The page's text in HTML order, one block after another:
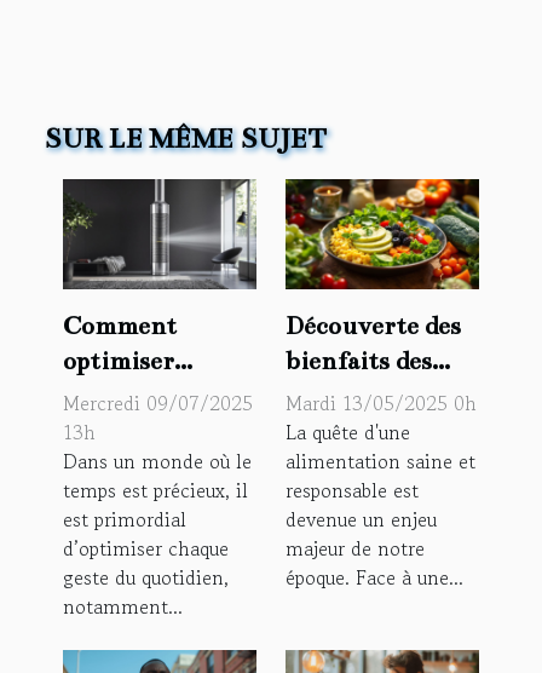
SUR LE MÊME SUJET
Comment
optimiser
l'efficacité des
équipements de
ménage
courants ?
Mercredi 09/07/2025
13h
Dans un monde où le
temps est précieux, il
est primordial
d’optimiser chaque
geste du quotidien,
notamment...
Découverte des
bienfaits des
repas bios
proposés par un
site dédié à
l'alimentation
saine
Mardi 13/05/2025 0h
La quête d'une
alimentation saine et
responsable est
devenue un enjeu
majeur de notre
époque. Face à une...